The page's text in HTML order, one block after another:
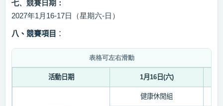
七、競賽日期：
2027年1月16-17日（星期六-日）
八、競賽項目 ：
活動日期 1月 16日 (六)
健康休閒組